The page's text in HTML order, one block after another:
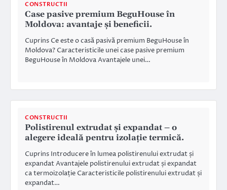
CONSTRUCTII
Case pasive premium BeguHouse în
Moldova: avantaje și beneficii.
Cuprins Ce este o casă pasivă premium BeguHouse în
Moldova? Caracteristicile unei case pasive premium
BeguHouse în Moldova Avantajele unei…
CONSTRUCTII
Polistirenul extrudat și expandat – o
alegere ideală pentru izolație termică.
Cuprins Introducere în lumea polistirenului extrudat și
expandat Avantajele polistirenului extrudat și expandat
ca termoizolație Caracteristicile polistirenului extrudat și
expandat…